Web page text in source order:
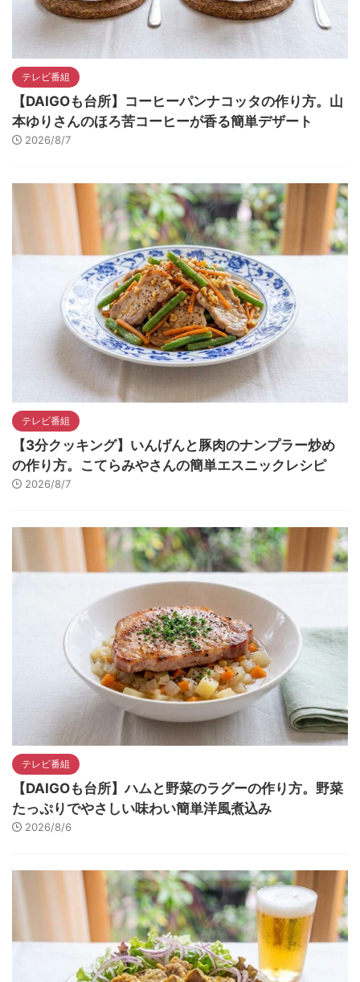
テレビ番組
【DAIGOも台所】コーヒーパンナコッタの作り方。山
本ゆりさんのほろ苦コーヒーが香る簡単デザート
2026/8/7
テレビ番組
【3分クッキング】いんげんと豚肉のナンプラー炒め
の作り方。こてらみやさんの簡単エスニックレシピ
2026/8/7
テレビ番組
【DAIGOも台所】ハムと野菜のラグーの作り方。野菜
たっぷりでやさしい味わい簡単洋風煮込み
2026/8/6